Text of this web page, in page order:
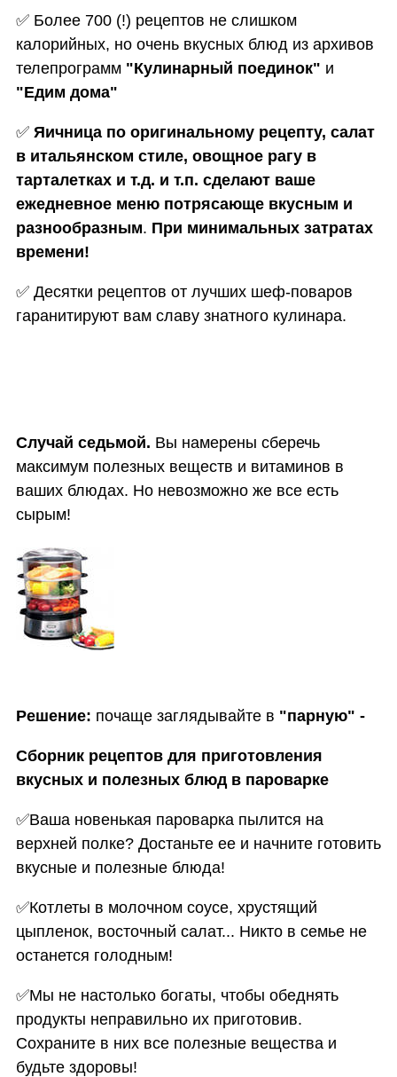
✅ Более 700 (!) рецептов не слишком
калорийных, но очень вкусных блюд из архивов
телепрограмм "Кулинарный поединок" и
"Едим дома"
✅ Яичница по оригинальному рецепту, салат
в итальянском стиле, овощное рагу в
тарталетках и т.д. и т.п. сделают ваше
ежедневное меню потрясающе вкусным и
разнообразным. При минимальных затратах
времени!
✅ Десятки рецептов от лучших шеф-поваров
гаранитируют вам славу знатного кулинара.
Случай седьмой. Вы намерены сберечь
максимум полезных веществ и витаминов в
ваших блюдах. Но невозможно же все есть
сырым!
Решение: почаще заглядывайте в "парную" -
Сборник рецептов для приготовления
вкусных и полезных блюд в пароварке
✅Ваша новенькая пароварка пылится на
верхней полке? Достаньте ее и начните готовить
вкусные и полезные блюда!
✅Котлеты в молочном соусе, хрустящий
цыпленок, восточный салат... Никто в семье не
останется голодным!
✅Мы не настолько богаты, чтобы обеднять
продукты неправильно их приготовив.
Сохраните в них все полезные вещества и
будьте здоровы!